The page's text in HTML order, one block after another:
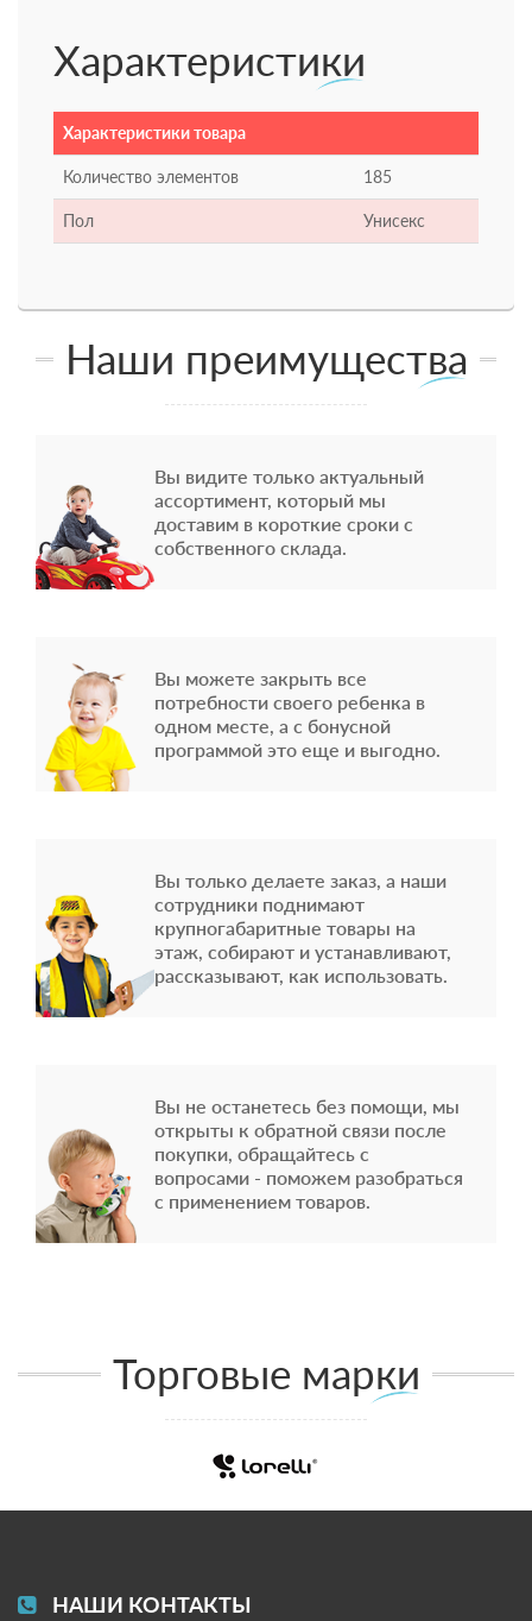
Характеристики
Характеристики товара
Количество элементов 185
Пол Унисекс
Наши преимущества
Вы видите только актуальный
ассортимент, который мы
доставим в короткие сроки с
собственного склада.
Вы можете закрыть все
потребности своего ребенка в
одном месте, а с бонусной
программой это еще и выгодно.
Вы только делаете заказ, а наши
сотрудники поднимают
крупногабаритные товары на
этаж, собирают и устанавливают,
рассказывают, как использовать.
Вы не останетесь без помощи, мы
открыты к обратной связи после
покупки, обращайтесь с
вопросами - поможем разобраться
с применением товаров.
Торговые марки
НАШИ КОНТАКТЫ